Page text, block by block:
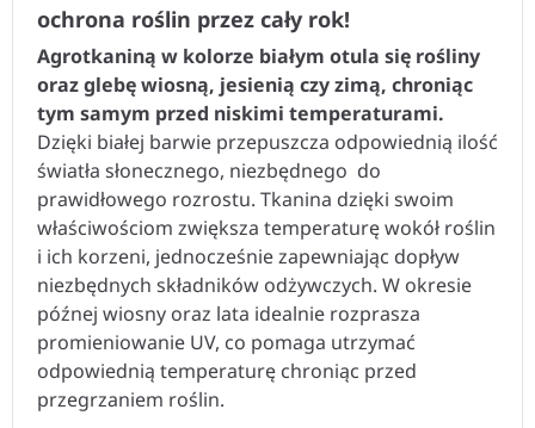
ochrona roślin przez cały rok!
Agrotkaniną w kolorze białym otula się rośliny
oraz glebę wiosną, jesienią czy zimą, chroniąc
tym samym przed niskimi temperaturami.
Dzięki białej barwie przepuszcza odpowiednią ilość
światła słonecznego, niezbędnego do
prawidłowego rozrostu. Tkanina dzięki swoim
właściwościom zwiększa temperaturę wokół roślin
i ich korzeni, jednocześnie zapewniając dopływ
niezbędnych składników odżywczych. W okresie
późnej wiosny oraz lata idealnie rozprasza
promieniowanie UV, co pomaga utrzymać
odpowiednią temperaturę chroniąc przed
przegrzaniem roślin.